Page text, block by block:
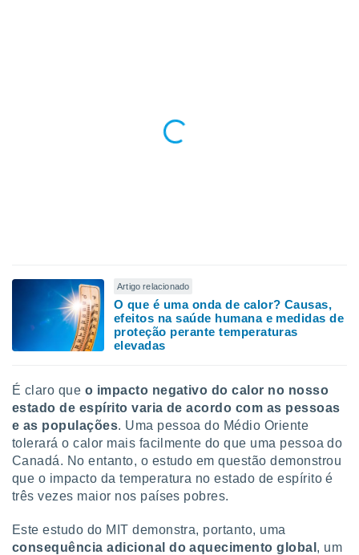
Artigo relacionado
O que é uma onda de calor? Causas,
efeitos na saúde humana e medidas de
proteção perante temperaturas
elevadas
É claro que o impacto negativo do calor no nosso
estado de espírito varia de acordo com as pessoas
e as populações. Uma pessoa do Médio Oriente
tolerará o calor mais facilmente do que uma pessoa do
Canadá. No entanto, o estudo em questão demonstrou
que o impacto da temperatura no estado de espírito é
três vezes maior nos países pobres.
Este estudo do MIT demonstra, portanto, uma
consequência adicional do aquecimento global , um